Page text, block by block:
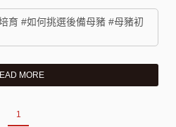
育 #如何挑選後備母豬 #母豬初
MORE
1